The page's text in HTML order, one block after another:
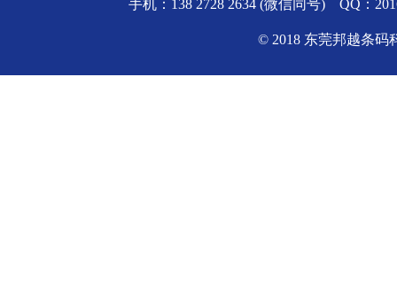
手机：138 2728 2634 (微信同号) QQ：
© 2018 东莞邦越条码